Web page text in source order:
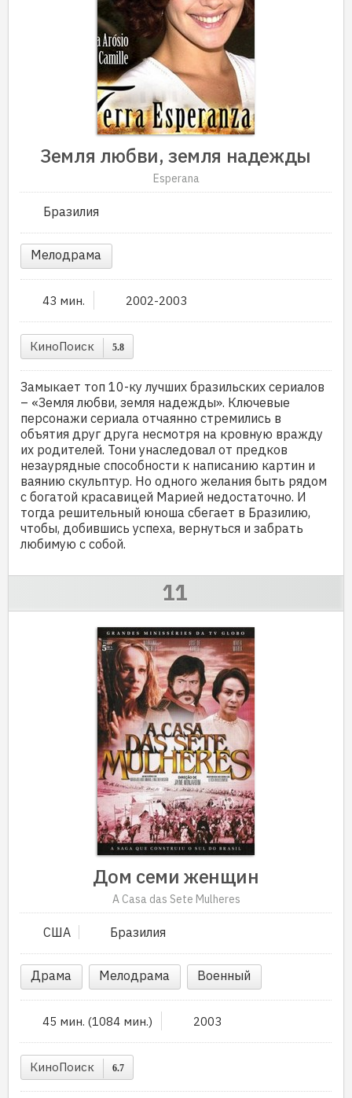
Земля любви, земля надежды
Esperana
Бразилия
Мелодрама
43 мин. 2002-2003
КиноПоиск 5.8
Замыкает топ 10-ку лучших бразильских сериалов
– «Земля любви, земля надежды». Ключевые
персонажи сериала отчаянно стремились в
объятия друг друга несмотря на кровную вражду
их родителей. Тони унаследовал от предков
незаурядные способности к написанию картин и
ваянию скульптур. Но одного желания быть рядом
с богатой красавицей Марией недостаточно. И
тогда решительный юноша сбегает в Бразилию,
чтобы, добившись успеха, вернуться и забрать
любимую с собой.
Дом семи женщин
A Casa das Sete Mulheres
США Бразилия
Драма Мелодрама Военный
45 мин. (1084 мин.) 2003
КиноПоиск 6.7